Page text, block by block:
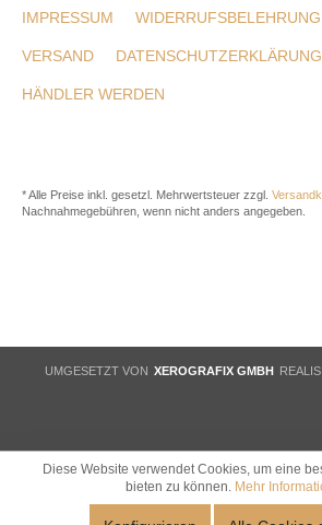
IMPRESSUM WIDERRUFSBELEHRUNG
VERSAND DATENSCHUTZERKLÄRUNG
HÄNDLER WERDEN
* Alle Preise inkl. gesetzl. Mehrwertsteuer zzgl.
Nachnahmegebühren, wenn nicht anders angegeben.
UMGESETZT VON XEROGRAFIX GMBH
Diese Website verwendet Cookies, um eine
bieten zu können. Mehr